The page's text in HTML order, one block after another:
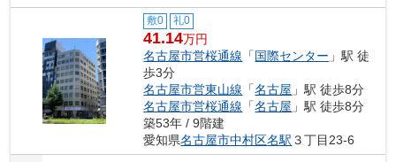
敷0 礼0
41.14万円
名古屋市営桜通線 「国際センター 」駅 徒
歩3分
名古屋市営東山線 「名古屋 」駅 徒歩8分
名古屋市営桜通線 「名古屋 」駅 徒歩8分
築53年 / 9階建
愛知県名古屋市中村区名駅 ３丁目23-6